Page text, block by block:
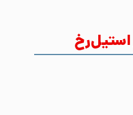
استیل‌رخ